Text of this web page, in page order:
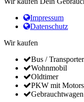
Impressum
Datenschutz
Wir kaufen
Bus / Transporter
Wohnmobil
Oldtimer
PKW mit
Gebrauchtwagen